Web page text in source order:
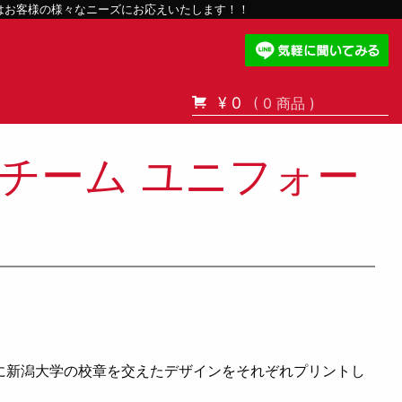
客様の様々なニーズにお応えいたします！！
¥ 0 ( 0 商品 )
ーム ユニフォー
潟大学の校章を交えたデザインをそれぞれプリントし